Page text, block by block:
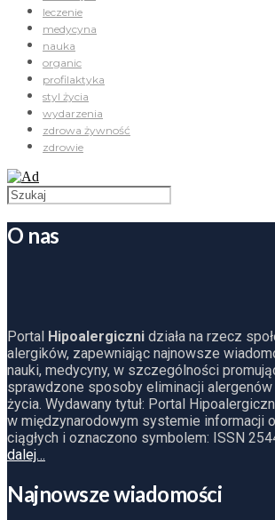
leczenie
medycyna
nauka
organic
profilaktyka
styl życia
wydarzenia
zdrowa żywność
zdrowie
O nas
Portal Hipoalergiczni działa na rzecz
alergików, zapewniając najnowsze
nauki, medycyny, w szczególności
sprawdzone sposoby eliminacji
życia. Wydawany tytuł: Portal
w międzynarodowym systemie informacji
ciągłych i oznaczono symbolem: ISSN
dalej…
Najnowsze wiadomości